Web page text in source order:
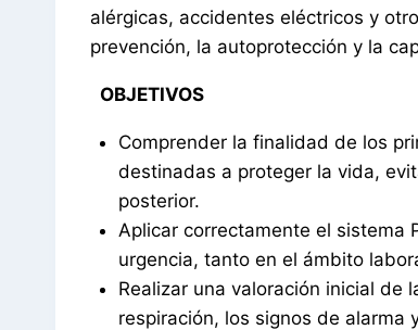
alérgicas, accidentes eléctricos y
prevención, la autoprotección y la
OBJETIVOS
Comprender la finalidad de los
destinadas a proteger la vida,
posterior.
Aplicar correctamente el sistema
urgencia, tanto en el ámbito
Realizar una valoración inicial de
respiración, los signos de alarma